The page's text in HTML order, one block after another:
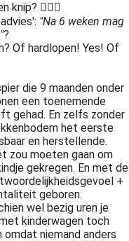
knip? 🤷🏻‍♀️
"Na 6 weken mag
?
Of hardlopen! Yes! Of
die 9 maanden onder
een toenemende
gehad. En zelfs zonder
het eerste
en herstellende.
zou moeten gaan om
gekregen. En met de
+
geboren.
wel bezig uren je
kinderwagen toch
niemand anders